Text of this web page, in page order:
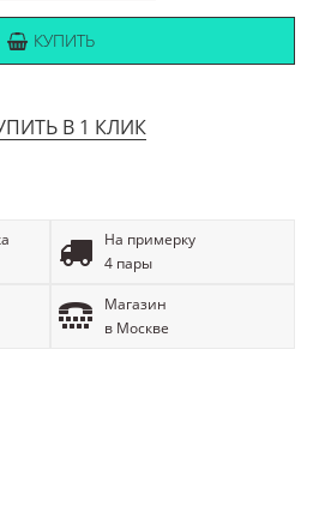
КУПИТЬ
В 1 КЛИК
На примерку
4 пары
Магазин
в Москве